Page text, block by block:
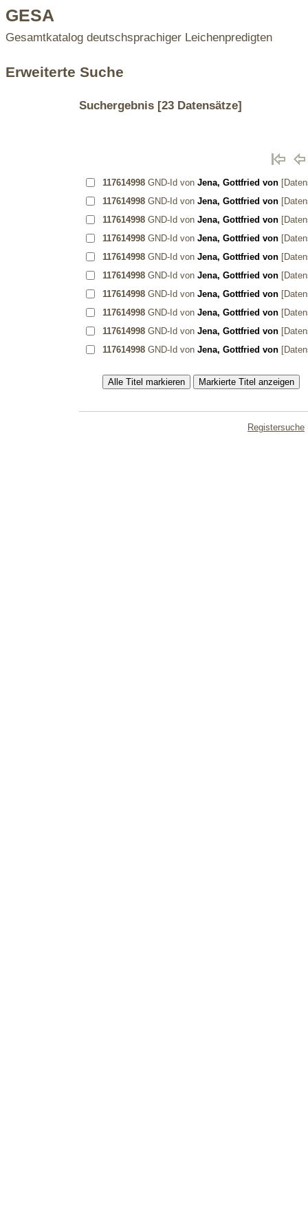
GESA
Gesamtkatalog deutschsprachiger Leichenpredigten
Erweiterte Suche
Suchergebnis[23 Datensätze]
117614998GND-Id von Jena, Gottfried von
117614998GND-Id von Jena, Gottfried von
117614998GND-Id von Jena, Gottfried von
117614998GND-Id von Jena, Gottfried von
117614998GND-Id von Jena, Gottfried von
117614998GND-Id von Jena, Gottfried von
117614998GND-Id von Jena, Gottfried von
117614998GND-Id von Jena, Gottfried von
117614998GND-Id von Jena, Gottfried von
117614998GND-Id von Jena, Gottfried von
Registersuche